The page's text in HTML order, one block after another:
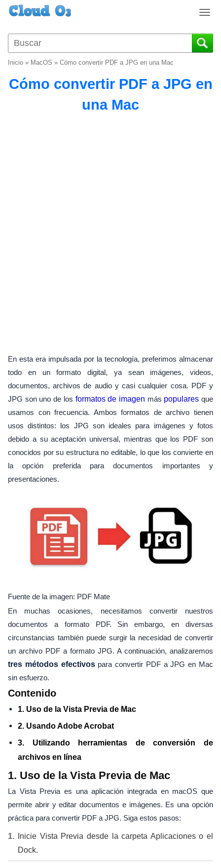
T
g
g
a
Inicio » MacOS » Cómo convertir PDF a JPG en una Mac
Cómo convertir PDF a JPG en
una Mac
En esta era impulsada por la tecnología, preferimos almacenar
todo en un formato digital, ya sean imágenes, videos,
documentos, archivos de audio y casi cualquier cosa. PDF y
JPG son uno de los formatos de imagen más populares que
usamos con frecuencia. Ambos formatos de archivo tienen
usos distintos: los JPG son ideales para imágenes y fotos
debido a su aceptación universal, mientras que los PDF son
conocidos por su estructura no editable, lo que los convierte en
la opción preferida para documentos importantes y
presentaciones.
Fuente de la imagen: PDF Mate
En muchas ocasiones, necesitamos convertir nuestros
documentos a formato PDF. Sin embargo, en diversas
circunstancias también puede surgir la necesidad de convertir
un archivo PDF a formato JPG. A continuación, analizaremos
tres métodos efectivospara convertir PDF a JPG en Mac
sin esfuerzo.
Contenido
1. Uso de la Vista Previa de Mac
2. Usando Adobe Acrobat
3. Utilizando herramientas de conversión de
archivos en línea
1. Uso de la Vista Previa de Mac
La Vista Previa es una aplicación integrada en macOS que
permite abrir y editar documentos e imágenes. Es una opción
práctica para convertir PDF a JPG. Siga estos pasos:
Inicie Vista Previa desde la carpeta Aplicaciones o el
Dock.